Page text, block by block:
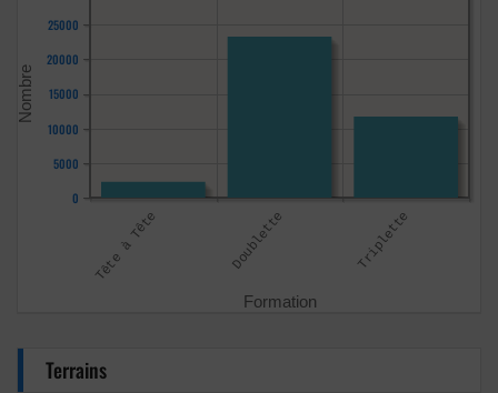
0
5000
10000
15000
20000
25000
Terrains